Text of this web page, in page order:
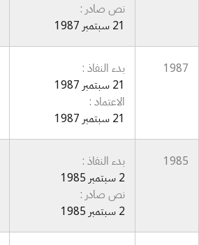
نص صادر :
21 سبتمبر 1987
1987
بدء النفاذ :
21 سبتمبر 1987
الاعتماد :
21 سبتمبر 1987
1985
بدء النفاذ :
2 سبتمبر 1985
نص صادر :
2 سبتمبر 1985